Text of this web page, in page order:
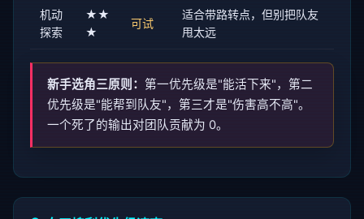
机动
探索
★★
★
可试
适合带路转点，但别把队友
甩太远
新手选角三原则： 第一优先级是"能活下来"，第二
优先级是"能帮到队友"，第三才是"伤害高不高"。
一个死了的输出对团队贡献为 0。